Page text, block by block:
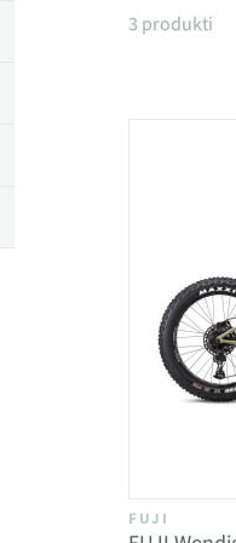
Produkti
3 produkti
FUJI